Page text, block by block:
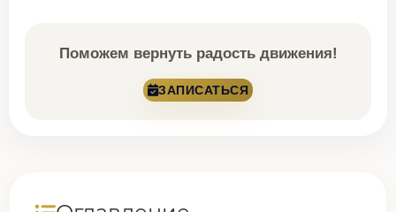
Поможем вернуть радость движения!
ЗАПИСАТЬСЯ